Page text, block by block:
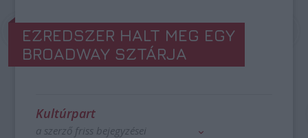
EZREDSZER HALT MEG EGY
BROADWAY SZTÁRJA
Kultúrpart
a szerző friss bejegyzései